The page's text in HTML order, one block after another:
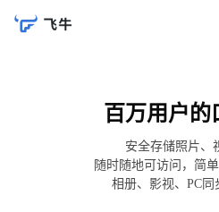
百万用户的
安全存储照片、
随时随地可访问，简
相册、影视、PC同